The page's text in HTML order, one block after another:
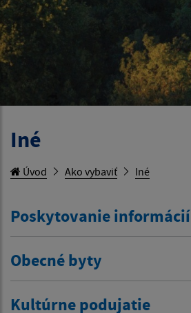
Iné
Úvod Ako vybaviť Iné
Poskytovanie informácií
Obecné byty
Kultúrne podujatie